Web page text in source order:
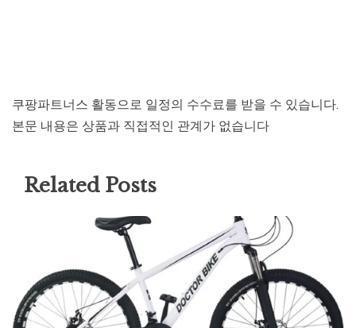
쿠팡파트너스 활동으로 일정의 수수료를 받을 수 있습니다.
본문 내용은 상품과 직접적인 관계가 없습니다
Related Posts